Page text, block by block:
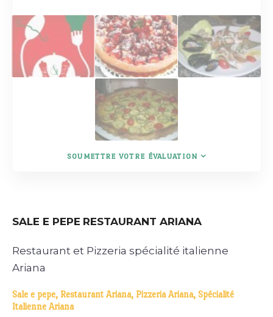
SOUMETTRE VOTRE ÉVALUATION
SALE E PEPE RESTAURANT ARIANA
Restaurant et Pizzeria spécialité italienne
Ariana
Sale e pepe, Restaurant Ariana, Pizzeria Ariana, Spécialité
Italienne Ariana